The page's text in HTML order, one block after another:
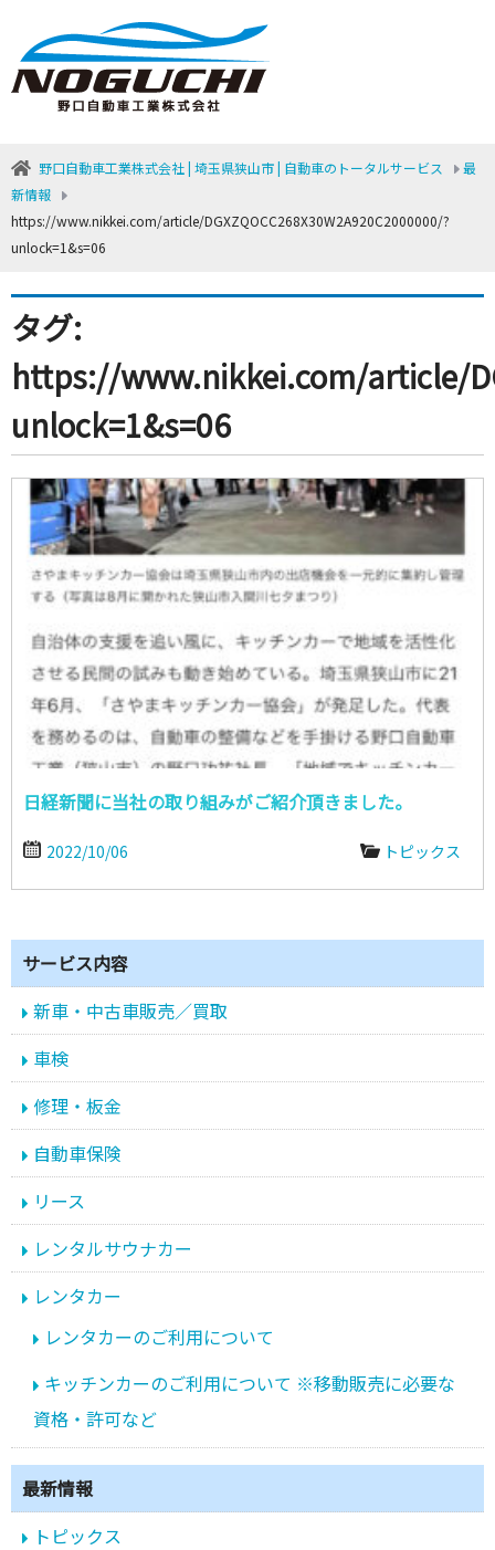
野口自動車工業株式会社 | 埼玉県狭山市 | 自動車のトータルサービス
最
新情報
https://www.nikkei.com/article/DGXZQOCC268X30W2A920C2000000/?
unlock=1&s=06
タグ:
https://www.nikkei.com/article/
unlock=1&s=06
日経新聞に当社の取り組みがご紹介頂きました。
2022/10/06 トピックス
サービス内容
新車・中古車販売／買取
車検
修理・板金
自動車保険
リース
レンタルサウナカー
レンタカー
レンタカーのご利用について
キッチンカーのご利用について ※移動販売に必要な
資格・許可など
最新情報
トピックス